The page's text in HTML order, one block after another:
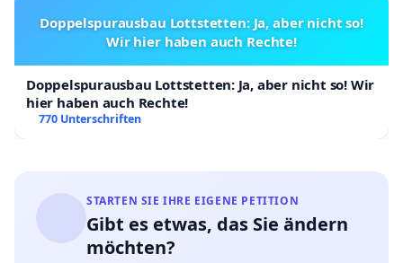
Doppelspurausbau Lottstetten: Ja, aber nicht so!
Wir hier haben auch Rechte!
Doppelspurausbau Lottstetten: Ja, aber nicht so! Wir
hier haben auch Rechte!
770 Unterschriften
STARTEN SIE IHRE EIGENE PETITION
Gibt es etwas, das Sie ändern
möchten?